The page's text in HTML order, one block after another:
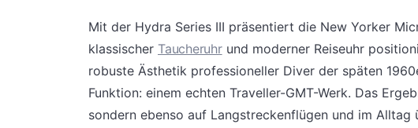
Mit der Hydra Series III präsentiert die New Yorker
klassischer Taucheruhrund moderner Reiseuhr
robuste Ästhetik professioneller Diver der späten
Funktion: einem echten Traveller-GMT-Werk. Das
sondern ebenso auf Langstreckenflügen und im